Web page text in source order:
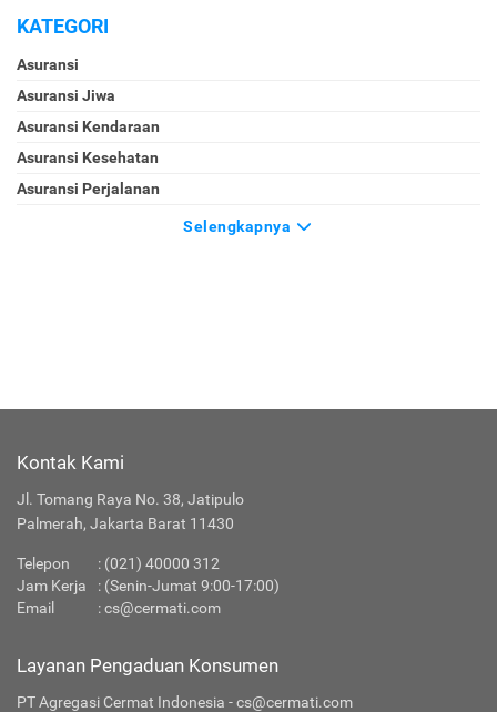
KATEGORI
Asuransi
Asuransi Jiwa
Asuransi Kendaraan
Asuransi Kesehatan
Asuransi Perjalanan
Selengkapnya
Kontak Kami
Jl. Tomang Raya No. 38, Jatipulo
Palmerah, Jakarta Barat 11430
Telepon : (021) 40000 312
Jam Kerja
: (Senin-Jumat 9:00-17:00)
Email
:cs@cermati.com
Layanan Pengaduan Konsumen
PT Agregasi Cermat Indonesia - cs@cermati.com